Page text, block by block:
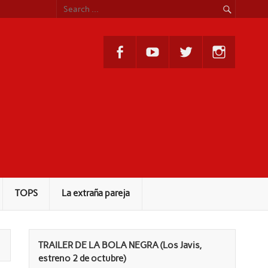
TOPS La extraña pareja
TRAILER DE LA BOLA NEGRA (Los Javis,
estreno 2 de octubre)